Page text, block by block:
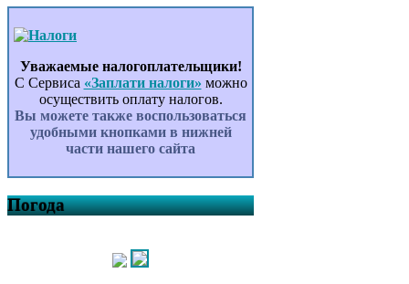
Уважаемые налогоплательщики!
С Сервиса «Заплати налоги» можно
осуществить оплату налогов.
Вы можете также воспользоваться
удобными кнопками в нижней
части нашего сайта
Погода